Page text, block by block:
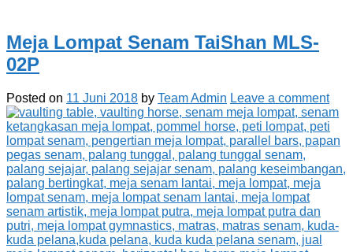
Meja Lompat Senam TaiShan MLS-
02P
Posted on 11 Juni 2018 by Team Admin Leave a comment